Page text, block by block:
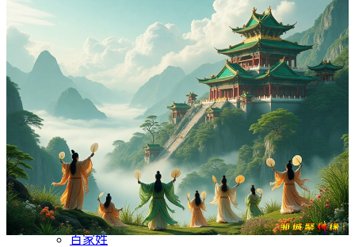
佛道文化
佛家
道家
传统文化
传统文化
八字命理
奇门遁甲
灵异故事
文学
哲学
百家姓